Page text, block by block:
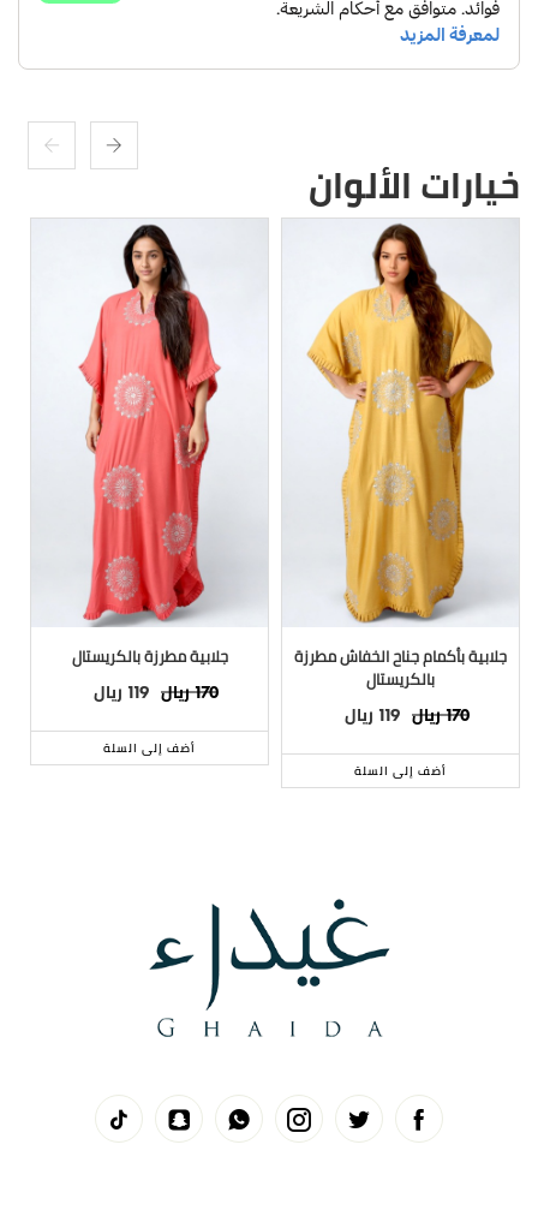
خيارات الألوان
جلابية مطرزة بالكريستال
ريال170 ريال 119
أضف إلى السلة
جلابية بأكمام جناح الخفاش مطرزة
بالكريستال
ريال170 ريال 119
أضف إلى السلة